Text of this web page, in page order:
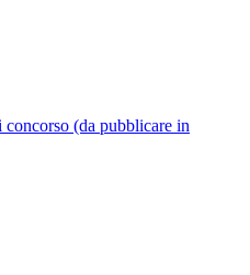
concorso (da pubblicare in